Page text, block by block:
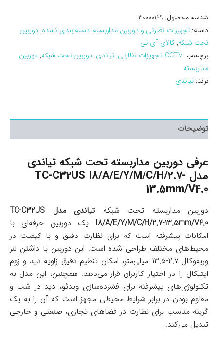
شناسه محصول: 30000169
دسته: تجهیزات نظارتی و دوربین مداربسته,دسته-بندی-نشده,دوربین
تحت شبکه,کالای آی تی
برچسب: CCTV
,تجهیزات نظارتی,تیاندی,دوربین تحت شبکه,دوربین
مداربسته
برند: تیاندی
توضیحات
عرفی دوربین مداربسته تحت شبکه تیاندی
مدل TC-C32US I8/A/E/Y/M/C/H/2.7-
13.5mm/V4.0
دوربین مداربسته تحت شبکه
تیاندی مدل TC-C32US
I8/A/E/Y/M/C/H/2.7-13.5mm/V4.0 یک دوربین حرفه‌ای با
امکانات پیشرفته است که برای نظارت دقیق و با کیفیت در
محیط‌های مختلف طراحی شده است. این دوربین با داشتن لنز
وریفوکال ۲.۷-۱۳.۵ میلی‌متر، امکان تنظیم دقیق زاویه دید و زوم
اپتیکال را در اختیار کاربران قرار می‌دهد. همچنین، این مدل به
تکنولوژی‌های پیشرفته برای فشرده‌سازی ویدئو، دید در شب و
مقاوم بودن در برابر شرایط محیطی مجهز است که آن را به یک
گزینه مناسب برای نظارت در فضاهای تجاری، صنعتی و خارجی
تبدیل می‌کند.